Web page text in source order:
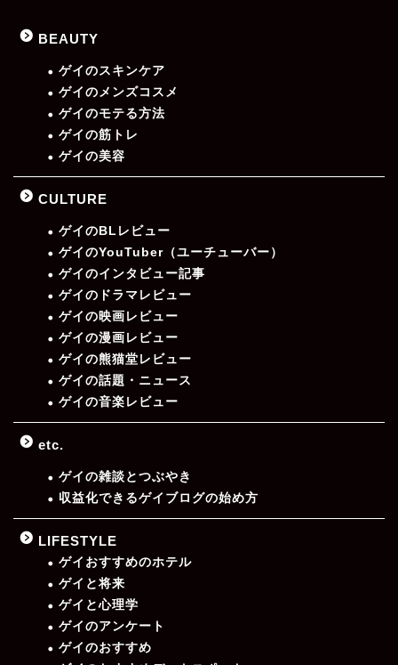
BEAUTY
ゲイのスキンケア
ゲイのメンズコスメ
ゲイのモテる方法
ゲイの筋トレ
ゲイの美容
CULTURE
ゲイのBLレビュー
ゲイのYouTuber（ユーチューバー）
ゲイのインタビュー記事
ゲイのドラマレビュー
ゲイの映画レビュー
ゲイの漫画レビュー
ゲイの熊猫堂レビュー
ゲイの話題・ニュース
ゲイの音楽レビュー
etc.
ゲイの雑談とつぶやき
収益化できるゲイブログの始め方
LIFESTYLE
ゲイおすすめのホテル
ゲイと将来
ゲイと心理学
ゲイのアンケート
ゲイのおすすめ